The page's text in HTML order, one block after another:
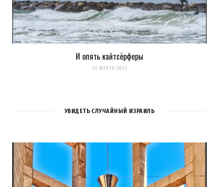
И опять кайтсёрферы
16 МАРТА 2012
УВИДЕТЬ СЛУЧАЙНЫЙ ИЗРАИЛЬ